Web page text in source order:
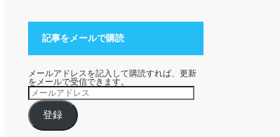
記事をメールで購読
メールアドレスを記入して購読すれば、更新
をメールで受信できます。
メ
ー
ル
ア
ド
レ
登録